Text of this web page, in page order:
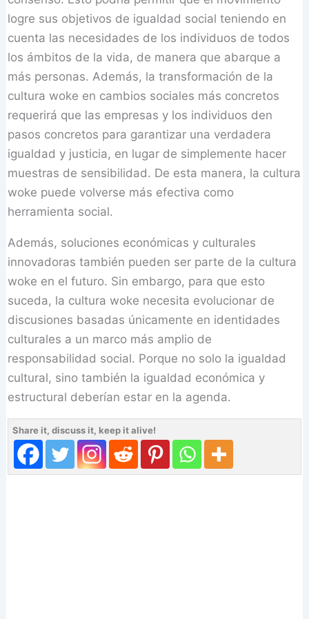
logre sus objetivos de igualdad social teniendo en
cuenta las necesidades de los individuos de todos
los ámbitos de la vida, de manera que abarque a
más personas. Además, la transformación de la
cultura woke en cambios sociales más concretos
requerirá que las empresas y los individuos den
pasos concretos para garantizar una verdadera
igualdad y justicia, en lugar de simplemente hacer
muestras de sensibilidad. De esta manera, la cultura
woke puede volverse más efectiva como
herramienta social.
Además, soluciones económicas y culturales
innovadoras también pueden ser parte de la cultura
woke en el futuro. Sin embargo, para que esto
suceda, la cultura woke necesita evolucionar de
discusiones basadas únicamente en identidades
culturales a un marco más amplio de
responsabilidad social. Porque no solo la igualdad
cultural, sino también la igualdad económica y
estructural deberían estar en la agenda.
Share it, discuss it, keep it alive!